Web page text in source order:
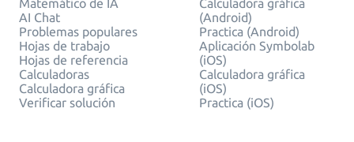
Matemático de IA
AI Chat
Problemas populares
Hojas de trabajo
Hojas de referencia
Calculadoras
Calculadora gráfica
Verificar solución
Calculadora gráfica
(Android)
Practica (Android)
Aplicación Symbolab
(iOS)
Calculadora gráfica
(iOS)
Practica (iOS)